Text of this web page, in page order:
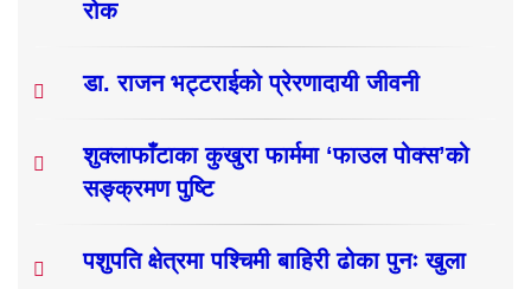
रोक
डा. राजन भट्टराईको प्रेरणादायी जीवनी
शुक्लाफाँटाका कुखुरा फार्ममा ‘फाउल पोक्स’को
सङ्क्रमण पुष्टि
पशुपति क्षेत्रमा पश्चिमी बाहिरी ढोका पुनः खुला